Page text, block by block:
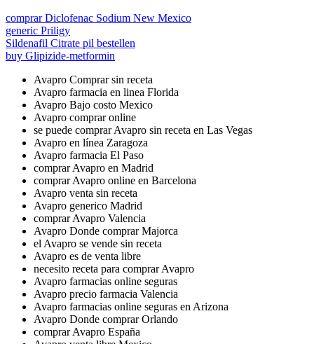
comprar Diclofenac Sodium New Mexico
generic Priligy
Sildenafil Citrate pil bestellen
buy Glipizide-metformin
Avapro Comprar sin receta
Avapro farmacia en linea Florida
Avapro Bajo costo Mexico
Avapro comprar online
se puede comprar Avapro sin receta en Las Vegas
Avapro en línea Zaragoza
Avapro farmacia El Paso
comprar Avapro en Madrid
comprar Avapro online en Barcelona
Avapro venta sin receta
Avapro generico Madrid
comprar Avapro Valencia
Avapro Donde comprar Majorca
el Avapro se vende sin receta
Avapro es de venta libre
necesito receta para comprar Avapro
Avapro farmacias online seguras
Avapro precio farmacia Valencia
Avapro farmacias online seguras en Arizona
Avapro Donde comprar Orlando
comprar Avapro España